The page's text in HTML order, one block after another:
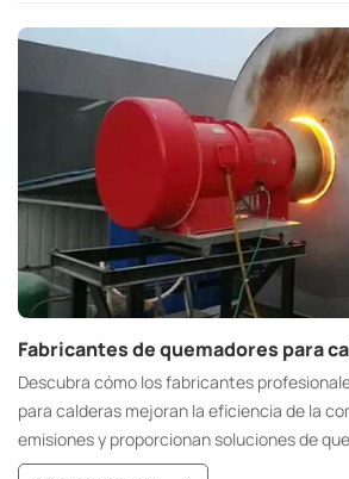
Descubra cómo los fabricantes
para calderas mejoran la eficiencia de la
emisiones y proporcionan soluciones de
calderas industriales y plantas de asfalto.